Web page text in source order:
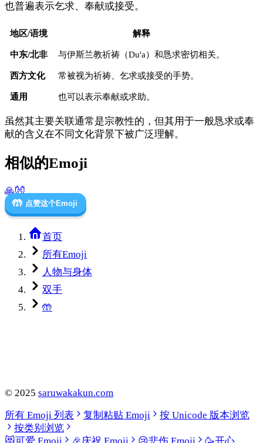
也普遍表示乞求、奉献或接受。
地区/语境 解释
中东/北非 与伊斯兰教祈祷（Du'a）和恳求密切相关。
西方文化 常被视为祈祷、乞求或接受的手势。
通用 也可以表示奉献或求助。
虽然其主要关联通常是宗教性的，但其用于一般恳求或奉
献的含义在不同文化背景下被广泛理解。
相似的Emoji
🙏👐
🤲 点赞这个Emoji
首页
所有Emoji
人物与身体
双手
🤲
© 2025 saruwakakun.com
所有 Emoji 列表
复制粘贴 Emoji
按 Unicode 版本浏览
按类别浏览